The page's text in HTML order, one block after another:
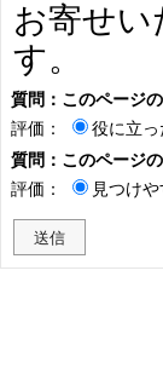
お寄せ
す。
質問：このページ
評価：
役に立っ
質問：このページ
評価：
見つけ